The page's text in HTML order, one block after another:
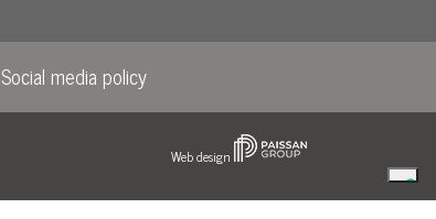
Social media policy
Web design